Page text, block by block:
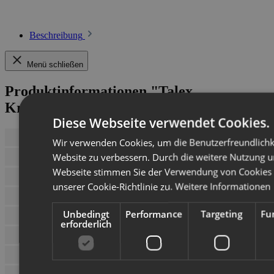
Beschreibung
Menü schließen
Produktinformationen "Talex
Kreiselschwader Spyder 3,60"
Arbeitsbreite
3,60 m
Gewicht
570 kg
Breite des Rotor
2,70 m
Regulierung der Schwadbreite
0,5-1,5m
Anzahl der Arme
9 ( 4 sind
Diese Webseite verwendet Cookies.
Wir verwenden Cookies, um die
Website zu verbessern. Durch die weitere Nutzung
Webseite stimmen Sie der Verwendung von
unserer Cookie-Richtlinie zu.Weitere Informationen
Unbedingt
erforderlich
Performance Targeting